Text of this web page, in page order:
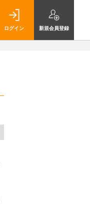
ログイン 新規会員登録